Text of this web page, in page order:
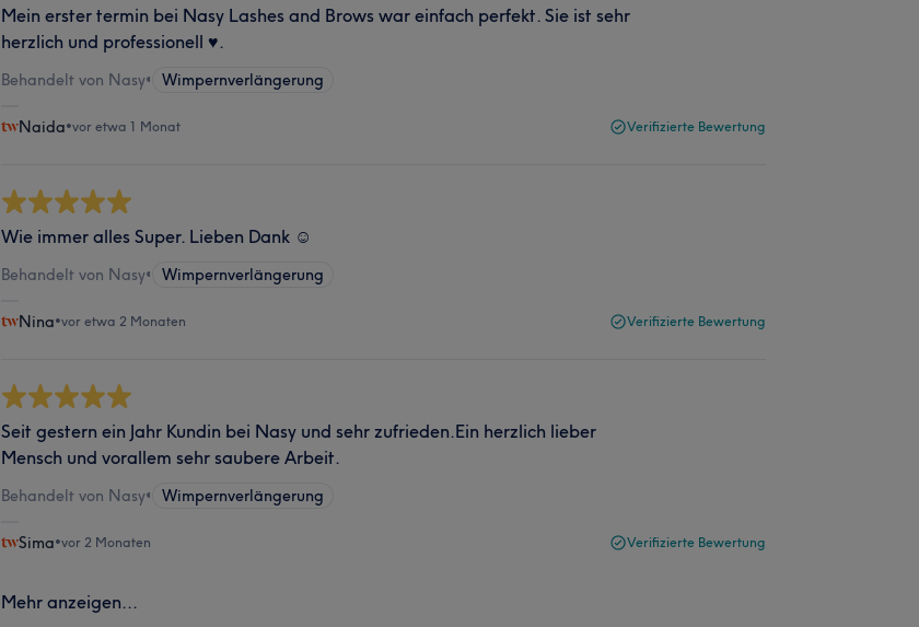
Mein erster termin bei Nasy Lashes and Brows war einfach perfekt. Sie ist sehr
herzlich und professionell ♥️.
Behandelt von Nasy• Wimpernverlängerung
Naida•vor etwa 1 Monat Verifizierte Bewertung
Wie immer alles Super. Lieben Dank ☺️
Behandelt von Nasy• Wimpernverlängerung
Nina•vor etwa 2 Monaten Verifizierte Bewertung
Seit gestern ein Jahr Kundin bei Nasy und sehr zufrieden.Ein herzlich lieber
Mensch und vorallem sehr saubere Arbeit.
Behandelt von Nasy• Wimpernverlängerung
Sima•vor 2 Monaten Verifizierte Bewertung
Mehr anzeigen...